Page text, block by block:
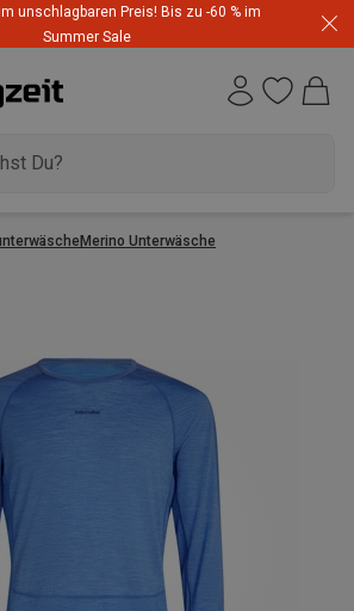
unschlagbaren Preis! Bis zu -60 % im
Summer Sale
Merino Unterwäsche